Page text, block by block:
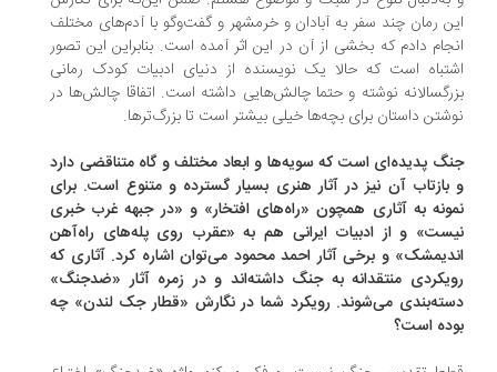
رمان چند سفر به آبادان و خرمشهر و گفت‌وگو با آدم‌های مختلف
دادم که بخشی از آن در این اثر آمده است. بنابراین این تصور
است که حالا یک نویسنده از دنیای ادبیات کودک رمانی
نوشته و حتما چالش‌هایی داشته است. اتفاقا چالش‌ها در
داستان برای بچه‌ها خیلی بیشتر است تا بزرگ‌ترها.
پدیده‌ای است که سویه‌ها و ابعاد مختلف و گاه متناقضی دارد
آن نیز در آثار هنری بسیار گسترده و متنوع است. برای
به آثاری همچون «راه‌های افتخار» و «در جبهه‌ غرب خبری
و از ادبیات ایرانی هم به «عقرب روی پله‌های راه‌آهن
و برخی آثار احمد محمود می‌توان اشاره کرد. آثاری که
منتقدانه به جنگ داشته‌اند و در زمره‌ آثار «ضدجنگ»
می‌شوند. رویکرد شما در نگارش «قطار جک لندن» چه
است؟